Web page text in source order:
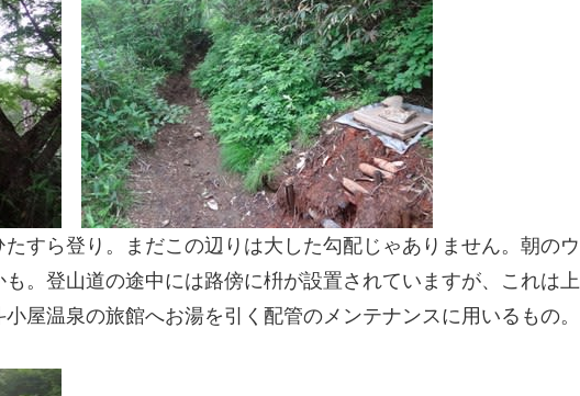
すら登り。まだこの辺りは大した勾配じゃありません。朝のウ
。登山道の途中には路傍に枡が設置されていますが、これは上
屋温泉の旅館へお湯を引く配管のメンテナンスに用いるもの。